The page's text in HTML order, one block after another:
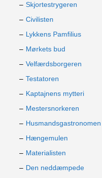
Skjortestrygeren
Civilisten
Lykkens Pamfilius
Mørkets bud
Velfærdsborgeren
Testatoren
Kaptajnens mytteri
Mestersnorkeren
Husmandsgastronomen
Hængemulen
Materialisten
Den neddæmpede